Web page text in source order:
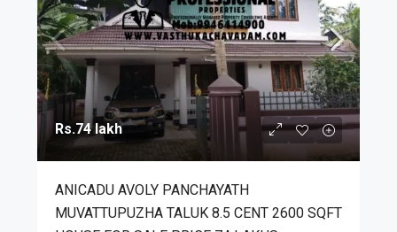
Rs.74 lakh
ANICADU AVOLY PANCHAYATH
MUVATTUPUZHA TALUK 8.5 CENT 2600 SQFT